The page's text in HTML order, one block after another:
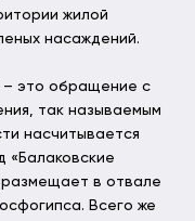
жилой
насаждений.
– это обращение с
так называемым
насчитывается
«Балаковские
в отвале
Всего же